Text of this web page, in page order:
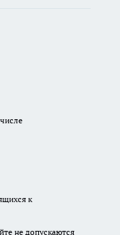
к
не допускаются